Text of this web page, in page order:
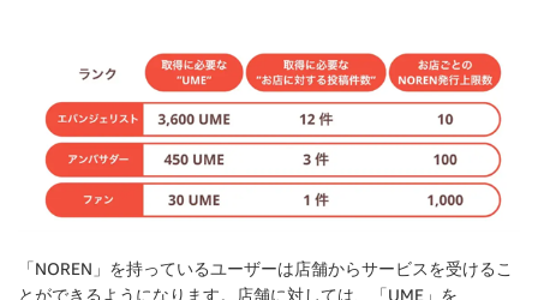
「NOREN」を持っているユーザーは店舗からサービスを受けるこ
とができるようになります。店舗に対しては、「UME」を